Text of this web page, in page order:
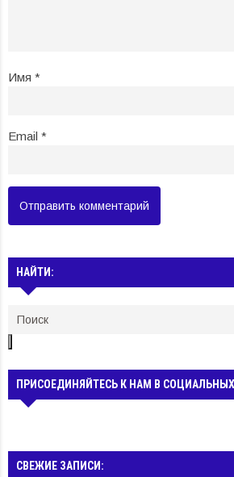
Имя *
Email *
НАЙТИ:
ПРИСОЕДИНЯЙТЕСЬ К НАМ В
СВЕЖИЕ ЗАПИСИ: